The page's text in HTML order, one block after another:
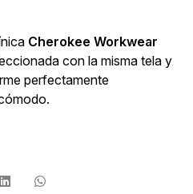
Cherokee Workwear
con la misma tela y
perfectamente